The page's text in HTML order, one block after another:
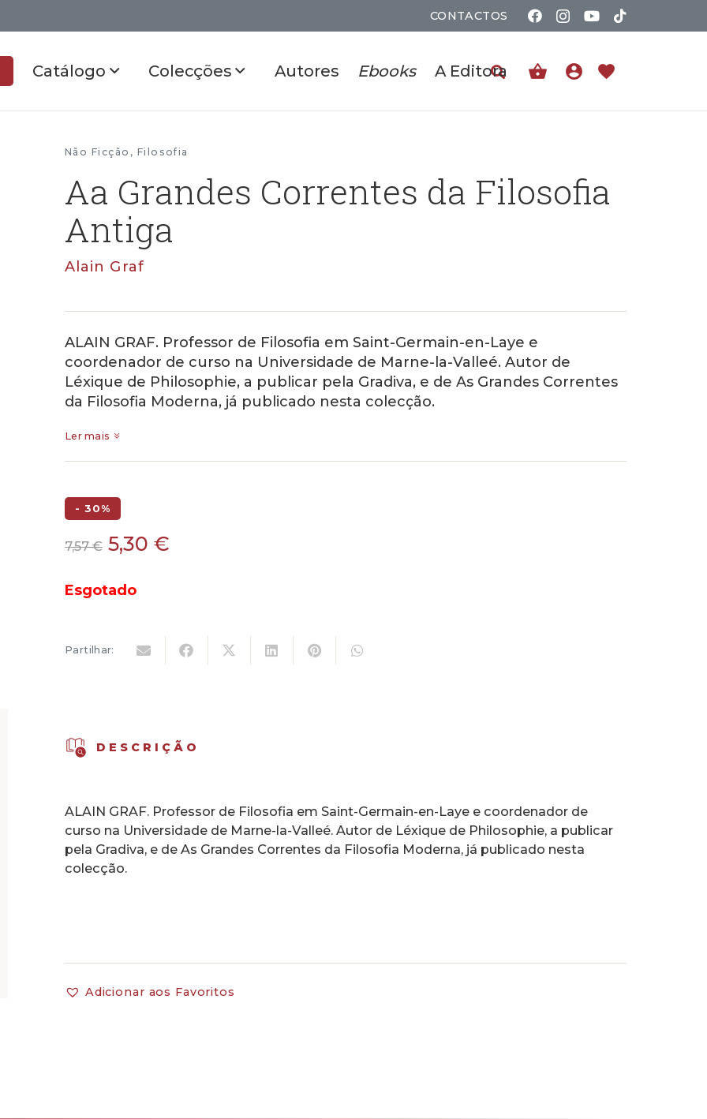
CONTACTOS
Catálogo Colecções Autores Ebooks A Editora shopping_basket account_circle favorite
Não Ficção , Filosofia
Aa Grandes Correntes da Filosofia
Antiga
Alain Graf
ALAIN GRAF. Professor de Filosofia em Saint-Germain-en-Laye e
coordenador de curso na Universidade de Marne-la-Valleé. Autor de
Léxique de Philosophie, a publicar pela Gradiva, e de As Grandes Correntes
da Filosofia Moderna, já publicado nesta colecção.
Ler mais
- 30%
7,57€ O
original
era:
5,30 €
Esgotado
Partilhar:
DESCRIÇÃO
ALAIN GRAF. Professor de Filosofia em Saint-Germain-en-Laye e coordenador de
curso na Universidade de Marne-la-Valleé. Autor de Léxique de Philosophie, a publicar
pela Gradiva, e de As Grandes Correntes da Filosofia Moderna, já publicado nesta
colecção.
Adicionar aos Favoritos